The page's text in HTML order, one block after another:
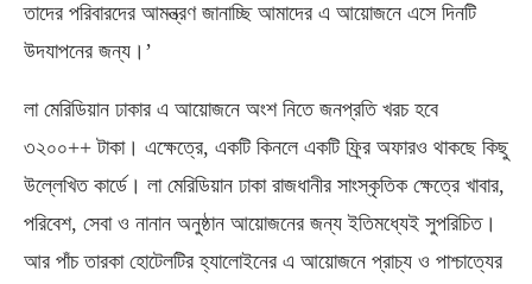
তাদের পরিবারদের আমন্ত্রণ জানাচ্ছি আমাদের এ আয়োজনে এসে দিনটি
উদযাপনের জন্য।’
লা মেরিডিয়ান ঢাকার এ আয়োজনে অংশ নিতে জনপ্রতি খরচ হবে
৩২০০++ টাকা। এক্ষেত্রে, একটি কিনলে একটি ফ্র্রি অফারও থাকছে কিছু
উল্লেখিত কার্ডে। লা মেরিডিয়ান ঢাকা রাজধানীর সাংস্কৃতিক ক্ষেত্রে খাবার,
পরিবেশ, সেবা ও নানান অনুষ্ঠান আয়োজনের জন্য ইতিমধ্যেই সুপরিচিত।
আর পাঁচ তারকা হোটেলটির হ্যালোইনের এ আয়োজনে প্রাচ্য ও পাশ্চাত্যের